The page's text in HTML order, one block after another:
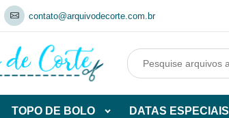
contato@arquivodecorte.com.br
TOPO DE BOLO DATAS ESPECIAIS